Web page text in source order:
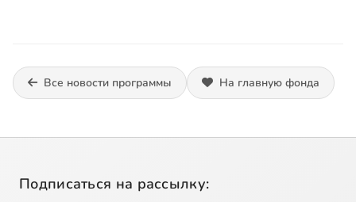
Все новости программы На главную фонда
Подписаться на рассылку: